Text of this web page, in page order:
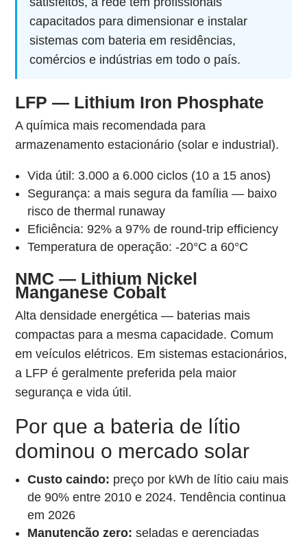
capacitados para dimensionar e instalar
sistemas com bateria em residências,
comércios e indústrias em todo o país.
LFP — Lithium Iron Phosphate
A química mais recomendada para
armazenamento estacionário (solar e industrial).
Vida útil: 3.000 a 6.000 ciclos (10 a 15 anos)
Segurança: a mais segura da família — baixo
risco de thermal runaway
Eficiência: 92% a 97% de round-trip efficiency
Temperatura de operação: -20°C a 60°C
NMC — Lithium Nickel
Manganese Cobalt
Alta densidade energética — baterias mais
compactas para a mesma capacidade. Comum
em veículos elétricos. Em sistemas estacionários,
a LFP é geralmente preferida pela maior
segurança e vida útil.
Por que a bateria de lítio
dominou o mercado solar
Custo caindo: preço por kWh de lítio caiu mais
de 90% entre 2010 e 2024. Tendência continua
em 2026
Manutenção zero: seladas e gerenciadas